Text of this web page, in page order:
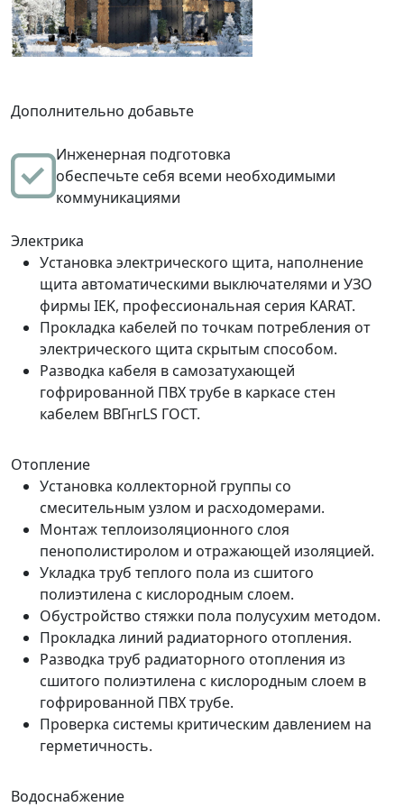
Дополнительно добавьте
Инженерная подготовка
обеспечьте себя всеми необходимыми
коммуникациями
Электрика
Установка электрического щита, наполнение
щита автоматическими выключателями и УЗО
фирмы IEK, профессиональная серия KARAT.
Прокладка кабелей по точкам потребления от
электрического щита скрытым способом.
Разводка кабеля в самозатухающей
гофрированной ПВХ трубе в каркасе стен
кабелем ВВГнгLS ГОСТ.
Отопление
Установка коллекторной группы со
смесительным узлом и расходомерами.
Монтаж теплоизоляционного слоя
пенополистиролом и отражающей изоляцией.
Укладка труб теплого пола из сшитого
полиэтилена с кислородным слоем.
Обустройство стяжки пола полусухим методом.
Прокладка линий радиаторного отопления.
Разводка труб радиаторного отопления из
сшитого полиэтилена с кислородным слоем в
гофрированной ПВХ трубе.
Проверка системы критическим давлением на
герметичность.
Водоснабжение